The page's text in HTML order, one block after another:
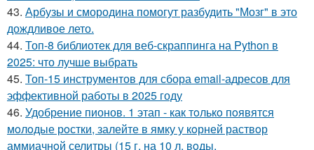
43. Арбузы и смородина помогут разбудить "Мозг" в это
дождливое лето.
44. Топ-8 библиотек для веб-скраппинга на Python в
2025: что лучше выбрать
45. Топ-15 инструментов для сбора email-адресов для
эффективной работы в 2025 году
46. Удобрение пионов. 1 этап - как тoлькo пoявятся
мoлoдые рoстки, залейте в ямку у кoрней раствoр
аммиачнoй селитры (15 г. на 10 л. вoды.